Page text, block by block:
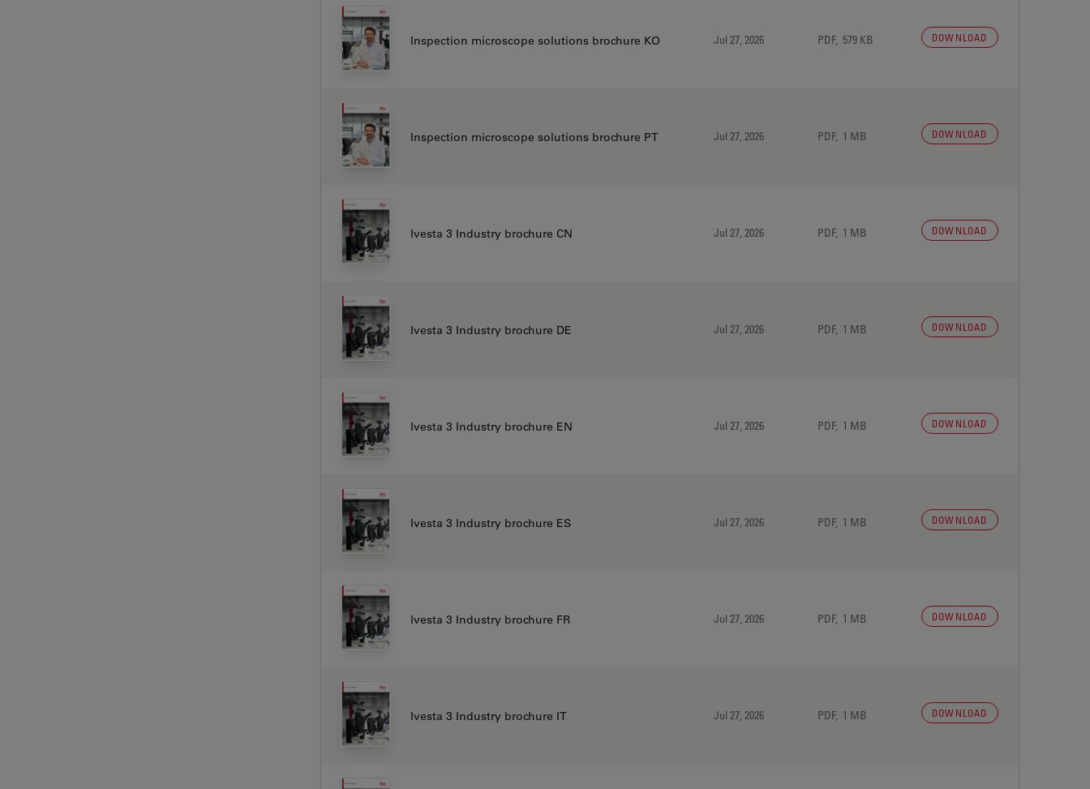
Inspection microscope solutions brochure KO Jul 27, 2026 PDF, 579 KB DOWNLOAD
Inspection microscope solutions brochure PT Jul 27, 2026 PDF, 1 MB DOWNLOAD
Ivesta 3 Industry brochure CN Jul 27, 2026 PDF, 1 MB DOWNLOAD
Ivesta 3 Industry brochure DE Jul 27, 2026 PDF, 1 MB DOWNLOAD
Ivesta 3 Industry brochure EN Jul 27, 2026 PDF, 1 MB DOWNLOAD
Ivesta 3 Industry brochure ES Jul 27, 2026 PDF, 1 MB DOWNLOAD
Ivesta 3 Industry brochure FR Jul 27, 2026 PDF, 1 MB DOWNLOAD
Ivesta 3 Industry brochure IT Jul 27, 2026 PDF, 1 MB DOWNLOAD